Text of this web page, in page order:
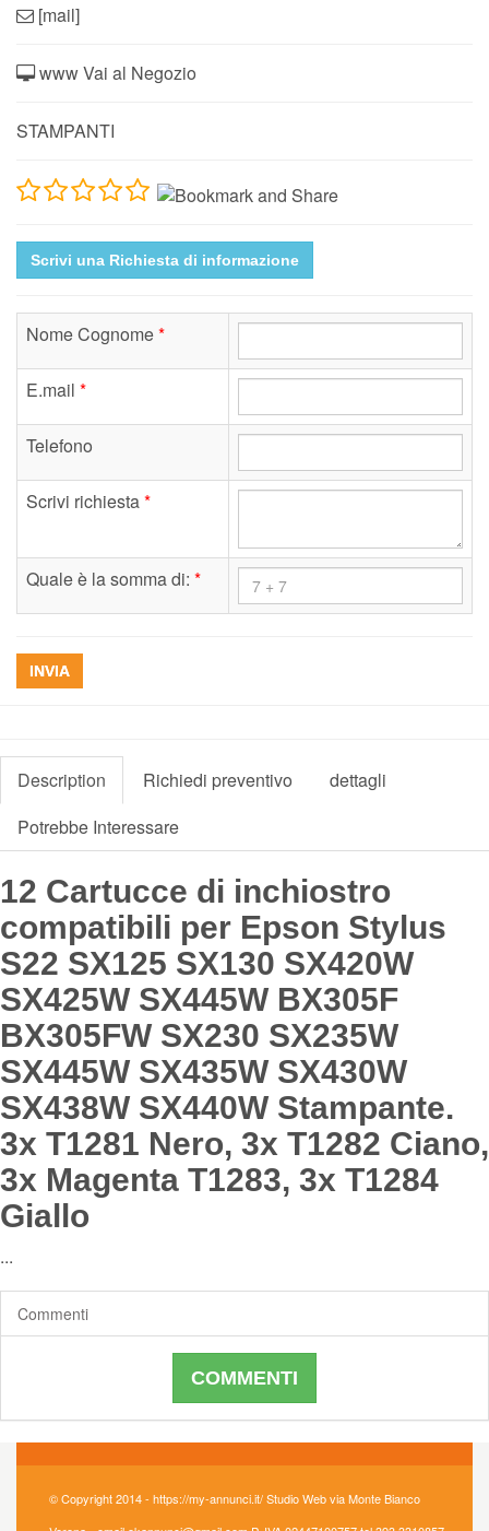
[mail]
www Vai al Negozio
STAMPANTI
Scrivi una Richiesta di informazione
Nome Cognome*
E.mail *
Telefono
Scrivi richiesta*
Quale è la somma di: *
INVIA
Description Richiedi preventivo
dettagli
Potrebbe Interessare
12 Cartucce di inchiostro
compatibili per Epson Stylus
S22 SX125 SX130 SX420W
SX425W SX445W BX305F
BX305FW SX230 SX235W
SX445W SX435W SX430W
SX438W SX440W Stampante.
3x T1281 Nero, 3x T1282 Ciano,
3x Magenta T1283, 3x T1284
Giallo
...
Commenti
COMMENTI
© Copyright 2014 - https://my-annunci.it/ Studio Web via Monte Bianco